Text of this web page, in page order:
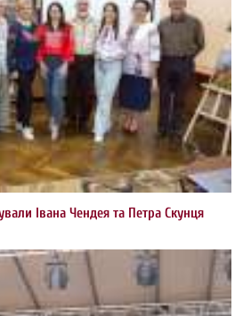
Івана Чендея та Петра Скунця